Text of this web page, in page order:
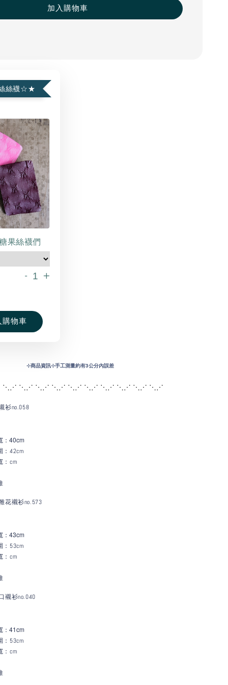
加入購物車
絲襪☆★
果絲襪們
- +
購物車
⊹商品資訊⊹手工測量約有3公分內誤差
⋱⋰ ⋱⋰ ⋱⋰ ⋱⋰ ⋱⋰ ⋱⋰ ⋱ ⋰ ⋱⋰ ⋱⋰ ⋱⋰
衫no.058
：40cm
：42cm
cm
花襯衫no.573
：43cm
：53cm
cm
襯衫no.040
：41cm
：53cm
cm